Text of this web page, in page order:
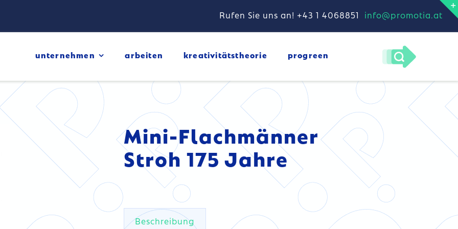
Rufen Sie uns an! +43 1 4068851 info@promotia.at
unternehmen arbeiten kreativitätstheorie progreen
Mini-Flachmänner
Stroh 175 Jahre
Beschreibung